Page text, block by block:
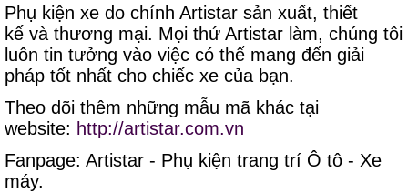
Phụ kiện xe do chính Artistar sản xuất, thiết
kế và thương mại. Mọi thứ Artistar làm, chúng tôi
luôn tin tưởng vào việc có thể mang đến giải
pháp tốt nhất cho chiếc xe của bạn.
Theo dõi thêm những mẫu mã khác tại
website: http://artistar.com.vn
Fanpage: Artistar - Phụ kiện trang trí Ô tô - Xe
máy.